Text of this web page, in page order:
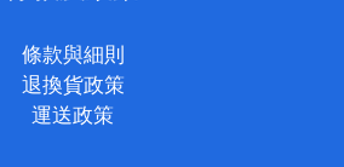
條款與細則
退換貨政策
運送政策